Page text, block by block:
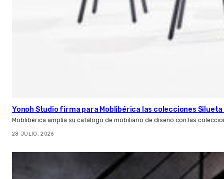
Yonoh Studio firma para Moblibérica las colecciones Silueta
Moblibérica amplía su catálogo de mobiliario de diseño con las
28 JULIO, 2026